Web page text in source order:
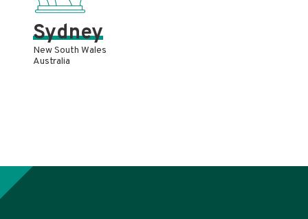
Sydney
New South Wales
Australia